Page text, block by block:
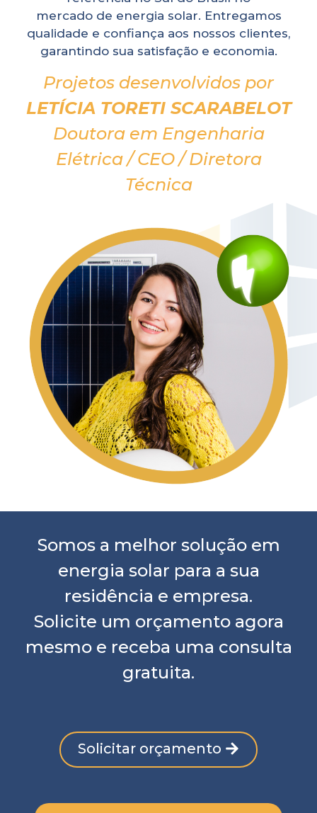
mercado de energia solar. Entregamos
qualidade e confiança aos nossos clientes,
garantindo sua satisfação e economia.
Projetos desenvolvidos por
LETÍCIA TORETI SCARABELOT
Doutora em Engenharia
Elétrica / CEO / Diretora
Técnica
Somos a melhor solução em
energia solar para a sua
residência e empresa.
Solicite um orçamento agora
mesmo e receba uma consulta
gratuita.
Solicitar orçamento